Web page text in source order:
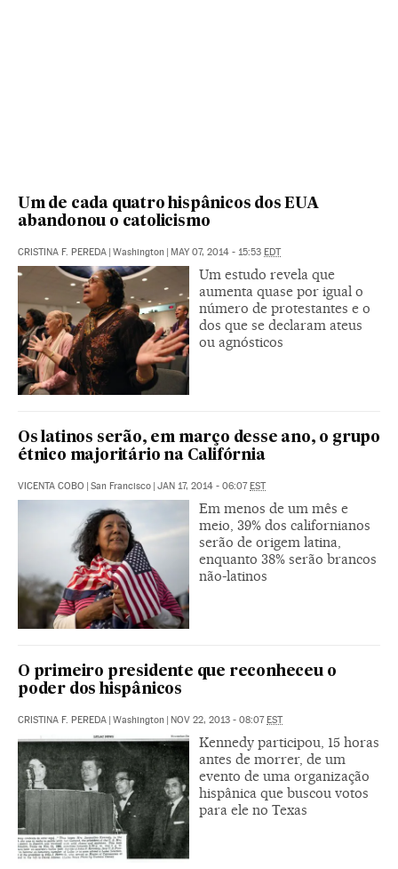
Um de cada quatro hispânicos dos EUA
abandonou o catolicismo
CRISTINA F. PEREDA | Washington | MAY 07, 2014 - 15:53 EDT
Um estudo revela que
aumenta quase por igual o
número de protestantes e o
dos que se declaram ateus
ou agnósticos
Os latinos serão, em março desse ano, o grupo
étnico majoritário na Califórnia
VICENTA COBO | San Francisco | JAN 17, 2014 - 06:07EST
Em menos de um mês e
meio, 39% dos californianos
serão de origem latina,
enquanto 38% serão brancos
não-latinos
O primeiro presidente que reconheceu o
poder dos hispânicos
CRISTINA F. PEREDA | Washington | NOV 22, 2013 - 08:07EST
Kennedy participou, 15 horas
antes de morrer, de um
evento de uma organização
hispânica que buscou votos
para ele no Texas